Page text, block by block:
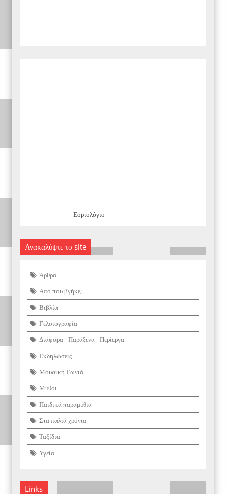
Εορτολόγιο
Ανακαλύψτε το site
Άρθρα
Από που βγήκε;
Βιβλία
Γελοιογραφία
Διάφορα - Παράξενα - Περίεργα
Εκδηλώσεις
Μουσική Γωνιά
Μύθοι
Παιδικά παραμύθια
Στα παλιά χρόνια
Ταξίδια
Υγεία
Links